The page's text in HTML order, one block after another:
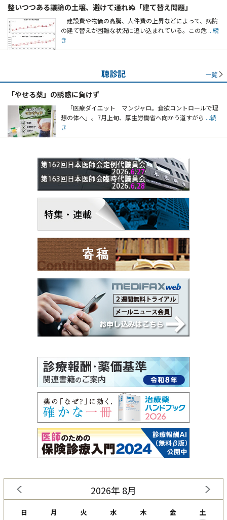
整いつつある議論の土壌、避けて通れぬ「建て替え問題」
建設費や物価の高騰、人件費の上昇などによって、病院
の建て替えが困難な状況に追い込まれている。この危 ...続
き
聴診記 一覧
「やせる薬」の誘惑に負けず
「医療ダイエット マンジャロ。食欲コントロールで理
想の体へ」。7月上旬、厚生労働省へ向かう道すがら ...続
き
2026年 8月
日 月 火 水 木 金 土